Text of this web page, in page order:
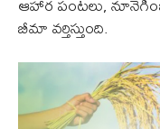
బీమా వర్తిస్తుంది.